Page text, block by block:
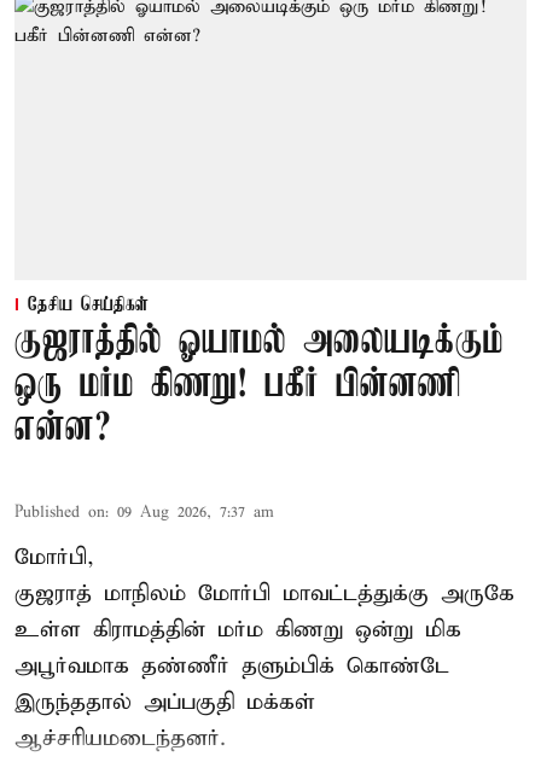
தேசிய செய்திகள்
குஜராத்தில் ஓயாமல் அலையடிக்கும்
ஒரு மர்ம கிணறு! பகீர் பின்னணி
என்ன?
Published on: 09 Aug 2026, 7:37 am
மோர்பி,
குஜராத் மாநிலம் மோர்பி மாவட்டத்துக்கு அருகே
உள்ள கிராமத்தின் மர்ம கிணறு ஒன்று மிக
அபூர்வமாக தண்ணீர் தளும்பிக் கொண்டே
இருந்ததால் அப்பகுதி மக்கள்
ஆச்சரியமடைந்தனர்.